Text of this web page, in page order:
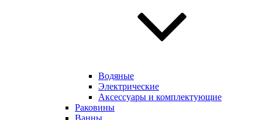
Водяные
Электрические
Аксессуары и комплектующие
Раковины
Ванны